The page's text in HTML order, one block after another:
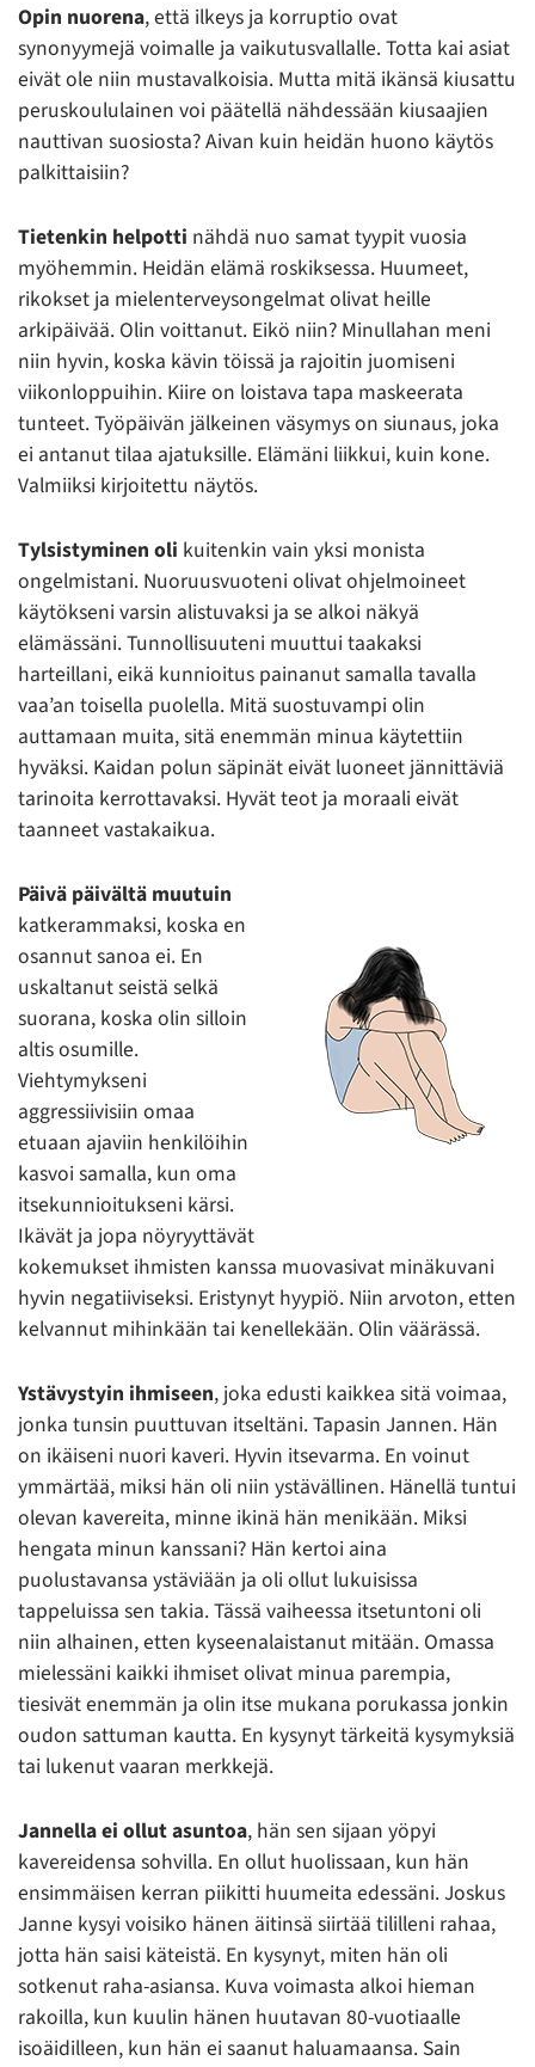
Opin nuorena, että ilkeys ja korruptio ovat
synonyymejä voimalle ja vaikutusvallalle. Totta kai asiat
eivät ole niin mustavalkoisia. Mutta mitä ikänsä kiusattu
peruskoululainen voi päätellä nähdessään kiusaajien
nauttivan suosiosta? Aivan kuin heidän huono käytös
palkittaisiin?
Tietenkin helpotti nähdä nuo samat tyypit vuosia
myöhemmin. Heidän elämä roskiksessa. Huumeet,
rikokset ja mielenterveysongelmat olivat heille
arkipäivää. Olin voittanut. Eikö niin? Minullahan meni
niin hyvin, koska kävin töissä ja rajoitin juomiseni
viikonloppuihin. Kiire on loistava tapa maskeerata
tunteet. Työpäivän jälkeinen väsymys on siunaus, joka
ei antanut tilaa ajatuksille. Elämäni liikkui, kuin kone.
Valmiiksi kirjoitettu näytös.
Tylsistyminen oli kuitenkin vain yksi monista
ongelmistani. Nuoruusvuoteni olivat ohjelmoineet
käytökseni varsin alistuvaksi ja se alkoi näkyä
elämässäni. Tunnollisuuteni muuttui taakaksi
harteillani, eikä kunnioitus painanut samalla tavalla
vaa’an toisella puolella. Mitä suostuvampi olin
auttamaan muita, sitä enemmän minua käytettiin
hyväksi. Kaidan polun säpinät eivät luoneet jännittäviä
tarinoita kerrottavaksi. Hyvät teot ja moraali eivät
taanneet vastakaikua.
Päivä päivältä muutuin
katkerammaksi, koska en
osannut sanoa ei. En
uskaltanut seistä selkä
suorana, koska olin silloin
altis osumille.
Viehtymykseni
aggressiivisiin omaa
etuaan ajaviin henkilöihin
kasvoi samalla, kun oma
itsekunnioitukseni kärsi.
Ikävät ja jopa nöyryyttävät
kokemukset ihmisten kanssa muovasivat minäkuvani
hyvin negatiiviseksi. Eristynyt hyypiö. Niin arvoton, etten
kelvannut mihinkään tai kenellekään. Olin väärässä.
Ystävystyin ihmiseen, joka edusti kaikkea sitä voimaa,
jonka tunsin puuttuvan itseltäni. Tapasin Jannen. Hän
on ikäiseni nuori kaveri. Hyvin itsevarma. En voinut
ymmärtää, miksi hän oli niin ystävällinen. Hänellä tuntui
olevan kavereita, minne ikinä hän menikään. Miksi
hengata minun kanssani? Hän kertoi aina
puolustavansa ystäviään ja oli ollut lukuisissa
tappeluissa sen takia. Tässä vaiheessa itsetuntoni oli
niin alhainen, etten kyseenalaistanut mitään. Omassa
mielessäni kaikki ihmiset olivat minua parempia,
tiesivät enemmän ja olin itse mukana porukassa jonkin
oudon sattuman kautta. En kysynyt tärkeitä kysymyksiä
tai lukenut vaaran merkkejä.
Jannella ei ollut asuntoa, hän sen sijaan yöpyi
kavereidensa sohvilla. En ollut huolissaan, kun hän
ensimmäisen kerran piikitti huumeita edessäni. Joskus
Janne kysyi voisiko hänen äitinsä siirtää tililleni rahaa,
jotta hän saisi käteistä. En kysynyt, miten hän oli
sotkenut raha-asiansa. Kuva voimasta alkoi hieman
rakoilla, kun kuulin hänen huutavan 80-vuotiaalle
isoäidilleen, kun hän ei saanut haluamaansa. Sain